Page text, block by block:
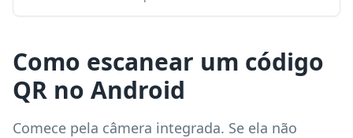
Como escanear um código
QR no Android
Comece pela câmera integrada. Se ela não